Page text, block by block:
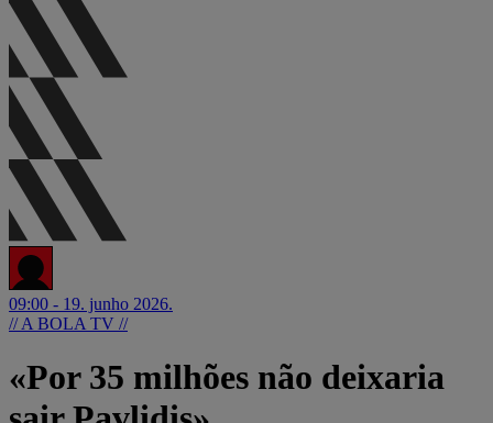
09:00 - 19. junho 2026.
// A BOLA TV //
«Por 35 milhões não deixaria